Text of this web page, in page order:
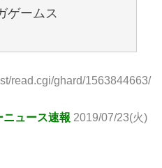
ゲームス
read.cgi/ghard/1563844663/
ュース速報 2019/07/23(火)